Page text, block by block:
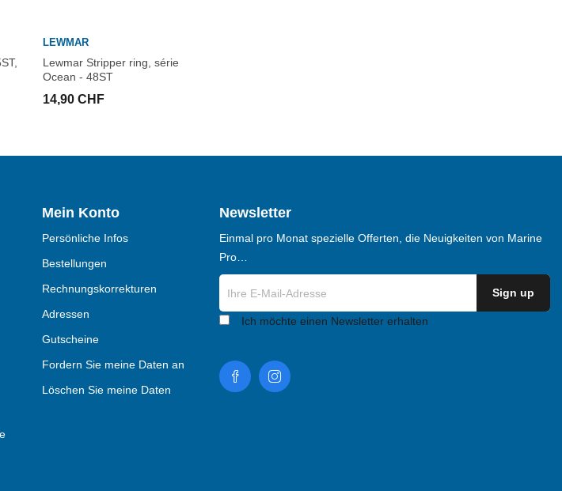
LEWMAR
Lewmar Stripper ring, série
Ocean - 48ST
14,90 CHF
Mein Konto
Persönliche Infos
Bestellungen
Rechnungskorrekturen
Adressen
Gutscheine
Fordern Sie meine Daten an
Löschen Sie meine Daten
Newsletter
Einmal pro Monat spezielle Offerten, die Neuigkeiten von Marine
Pro…
Ich möchte einen Newsletter erhalten